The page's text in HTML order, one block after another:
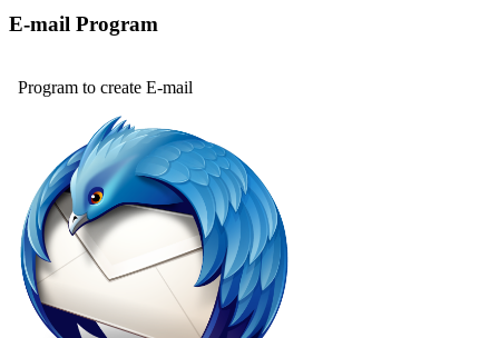
E-mail Program
Program to create E-mail